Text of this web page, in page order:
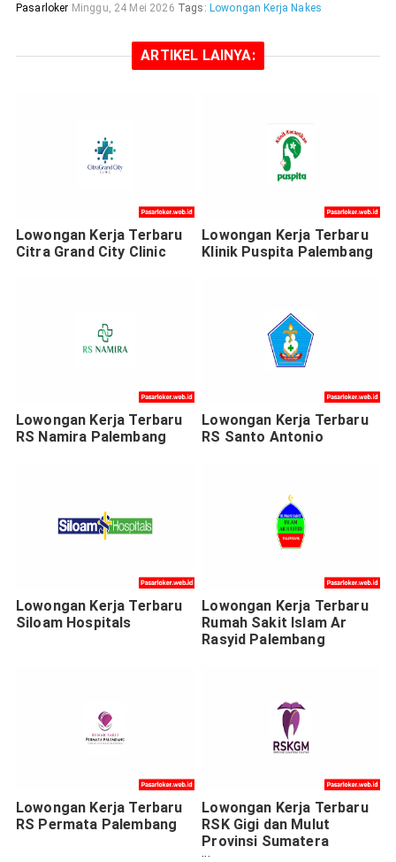
Pasarloker Minggu, 24 Mei 2026 Tags: Lowongan Kerja Nakes
ARTIKEL LAINYA:
Lowongan Kerja Terbaru
Citra Grand City Clinic
Lowongan Kerja Terbaru
Klinik Puspita Palembang
Lowongan Kerja Terbaru
RS Namira Palembang
Lowongan Kerja Terbaru
RS Santo Antonio
Lowongan Kerja Terbaru
Siloam Hospitals
Lowongan Kerja Terbaru
Rumah Sakit Islam Ar
Rasyid Palembang
Lowongan Kerja Terbaru
RS Permata Palembang
Lowongan Kerja Terbaru
RSK Gigi dan Mulut
Provinsi Sumatera
Selatan